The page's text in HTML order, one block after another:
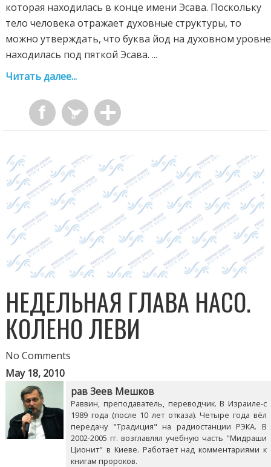
которая находилась в конце имени Эсава. Поскольку
тело человека отражает духовные структуры, то
можно утверждать, что буква йод на духовном уровне
находилась под пяткой Эсава. ...
Читать далее...
НЕДЕЛЬНАЯ ГЛАВА НАСО.
КОЛЕНО ЛЕВИ
No Comments
May 18, 2010
рав Зеев Мешков
Раввин, преподаватель, переводчик. В Израиле-с
1989 года (после 10 лет отказа). Четыре года вёл
передачу "Традиция" на радиостанции РЭКА. В
2002-2005 гг. возглавлял учебную часть "Мидраши
Ционит" в Киеве. Работает над комментариями к
книгам пророков.